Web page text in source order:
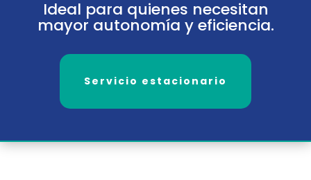
Ideal para quienes necesitan
mayor autonomía y eficiencia.
Servicio estacionario